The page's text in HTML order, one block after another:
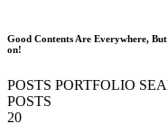
Good Contents Are Everywhere,
on!
POSTS PORTFOLIO
POSTS
20